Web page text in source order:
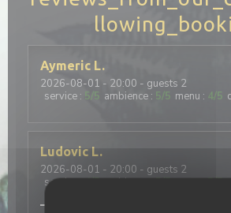
Aymeric L
2026-08-01 - 20:00 - guests 2
service : 5/5 ambience : 5/5 menu : 4/5
Ludovic L
2026-08-01 - 20:00 - guests 2
service:4/5 ambience:5/5 menu:5/5